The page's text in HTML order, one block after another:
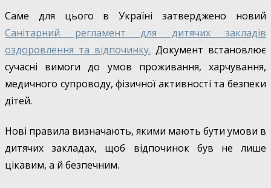
Саме для цього в Україні затверджено новий
Санітарний регламент для дитячих закладів
оздоровлення та відпочинку. Документ встановлює
сучасні вимоги до умов проживання, харчування,
медичного супроводу, фізичної активності та безпеки
дітей.
Нові правила визначають, якими мають бути умови в
дитячих закладах, щоб відпочинок був не лише
цікавим, а й безпечним.